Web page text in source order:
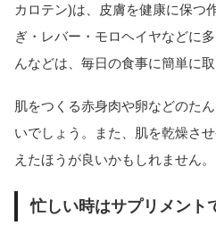
カロテン)は、皮膚を健康に保つ
ぎ・レバー・モロヘイヤなどに
んなどは、毎日の食事に簡単に
肌をつくる赤身肉や卵などのた
いでしょう。また、肌を乾燥さ
えたほうが良いかもしれません。
忙しい時はサプリメント